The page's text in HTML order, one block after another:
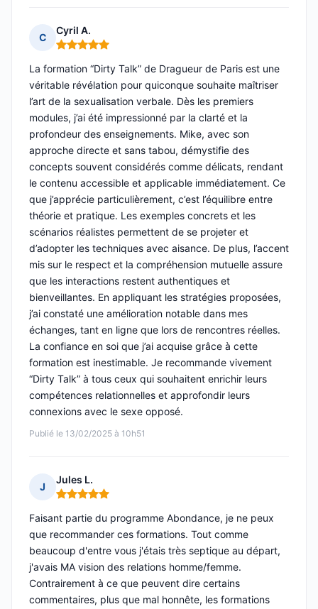
C
Cyril A.
Note : 5 sur 5
Publié le 13/02/2025 à 10h51
La formation “Dirty Talk” de Dragueur de Paris est une
véritable révélation pour quiconque souhaite maîtriser
l’art de la sexualisation verbale. Dès les premiers
modules, j’ai été impressionné par la clarté et la
profondeur des enseignements. Mike, avec son
approche directe et sans tabou, démystifie des
concepts souvent considérés comme délicats, rendant
le contenu accessible et applicable immédiatement. Ce
que j’apprécie particulièrement, c’est l’équilibre entre
théorie et pratique. Les exemples concrets et les
scénarios réalistes permettent de se projeter et
d’adopter les techniques avec aisance. De plus, l’accent
mis sur le respect et la compréhension mutuelle assure
que les interactions restent authentiques et
bienveillantes. En appliquant les stratégies proposées,
j’ai constaté une amélioration notable dans mes
échanges, tant en ligne que lors de rencontres réelles.
La confiance en soi que j’ai acquise grâce à cette
formation est inestimable. Je recommande vivement
“Dirty Talk” à tous ceux qui souhaitent enrichir leurs
compétences relationnelles et approfondir leurs
connexions avec le sexe opposé.
J
Jules L.
Note : 5 sur 5
Faisant partie du programme Abondance, je ne peux
que recommander ces formations. Tout comme
beaucoup d'entre vous j'étais très septique au départ,
j'avais MA vision des relations homme/femme.
Contrairement à ce que peuvent dire certains
commentaires, plus que mal honnête, les formations